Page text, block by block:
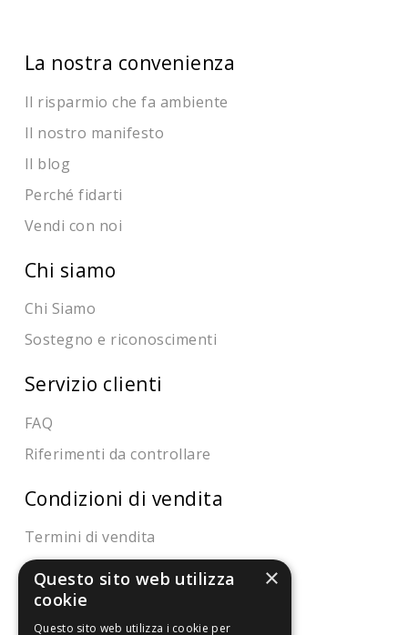
La nostra convenienza
Il risparmio che fa ambiente
Il nostro manifesto
Il blog
Perché fidarti
Vendi con noi
Chi siamo
Chi Siamo
Sostegno e riconoscimenti
Servizio clienti
FAQ
Riferimenti da controllare
Condizioni di vendita
Termini di vendita
Spedizione
Pagamenti
Resi
×
Questo sito web utilizza
cookie
Questo sito web utilizza i cookie per